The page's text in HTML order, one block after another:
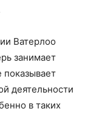
Ватерлоо
занимает
деятельности
в таких